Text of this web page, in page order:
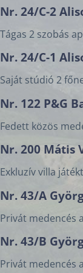
Nr. 24/C-2
Tágas 2 szobás
Nr. 24/C-1
Saját stúdió 2
Nr. 122 P&G
Fedett közös
Nr. 200 Mátis
Exkluzív villa
Nr. 43/A
Privát medencés
Nr. 43/B
Privát medencés